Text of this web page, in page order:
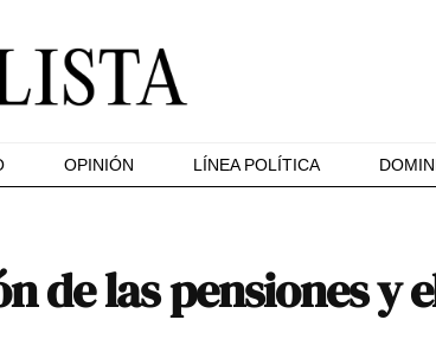
OPINIÓN LÍNEA POLÍTICA
de las pensiones y